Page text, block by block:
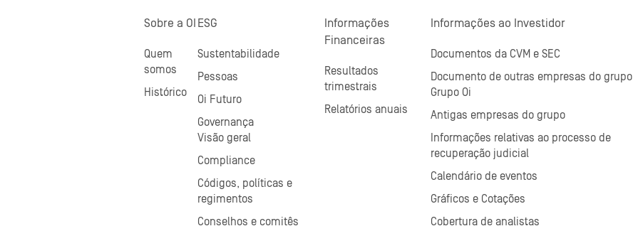
Sobre a OI
Quem
somos
Histórico
ESG
Sustentabilidade
Pessoas
Oi Futuro
Governança
Visão geral
Compliance
Códigos, políticas e
regimentos
Conselhos e comitês
Informações
Financeiras
Resultados
trimestrais
Relatórios anuais
Informações ao Investidor
Documentos da CVM e SEC
Documento de outras empresas do grupo
Grupo Oi
Antigas empresas do grupo
Informações relativas ao processo de
recuperação judicial
Calendário de eventos
Gráficos e Cotações
Cobertura de analistas